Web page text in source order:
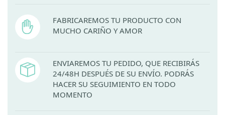
FABRICAREMOS TU PRODUCTO CON
MUCHO CARIÑO Y AMOR
ENVIAREMOS TU PEDIDO, QUE RECIBIRÁS
24/48H DESPUÉS DE SU ENVÍO. PODRÁS
HACER SU SEGUIMIENTO EN TODO
MOMENTO